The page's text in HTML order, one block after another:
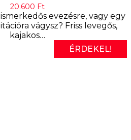
20.600 Ft
evezésre, vagy egy
vágysz? Friss levegős,
kajakos…
ÉRDEKEL!